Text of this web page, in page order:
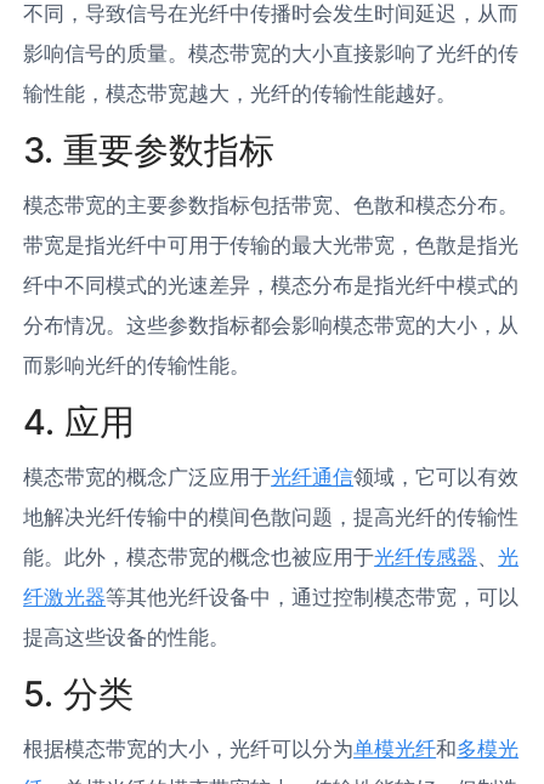
不同，导致信号在光纤中传播时会发生时间延迟，从而
影响信号的质量。模态带宽的大小直接影响了光纤的传
输性能，模态带宽越大，光纤的传输性能越好。
3. 重要参数指标
模态带宽的主要参数指标包括带宽、色散和模态分布。
带宽是指光纤中可用于传输的最大光带宽，色散是指光
纤中不同模式的光速差异，模态分布是指光纤中模式的
分布情况。这些参数指标都会影响模态带宽的大小，从
而影响光纤的传输性能。
4. 应用
模态带宽的概念广泛应用于光纤通信领域，它可以有效
地解决光纤传输中的模间色散问题，提高光纤的传输性
能。此外，模态带宽的概念也被应用于光纤传感器、光
纤激光器等其他光纤设备中，通过控制模态带宽，可以
提高这些设备的性能。
5. 分类
根据模态带宽的大小，光纤可以分为单模光纤和多模光